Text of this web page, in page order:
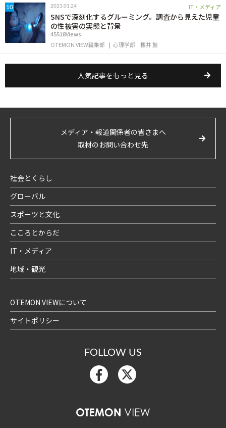
10 2023.01.24 IT・メディア
SNSで深刻化するグルーミング。調査から見えた児童
の性被害の実態と背景
45518Views
OTEMON VIEW編集部
心理学部 櫻井 鼓
人気記事をもっと見る
メディア・報道関係者の皆さまへ
取材のお問い合わせ先
社会とくらし
グローバル
スポーツと文化
こころとからだ
IT・メディア
地域・観光
OTEMON VIEWについて
サイトポリシー
FOLLOW US